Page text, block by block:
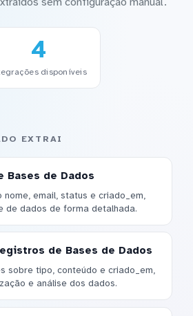
4
disponíveis
EXTRAI
Bases de Dados
nome, email, status e criado_em,
de dados de forma detalhada.
de Bases de Dados
sobre tipo, conteúdo e criado_em,
e análise dos dados.